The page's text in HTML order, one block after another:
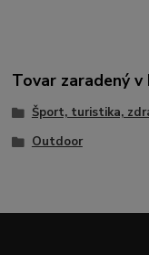
Tovar zaradený
Šport, turistika,
Outdoor